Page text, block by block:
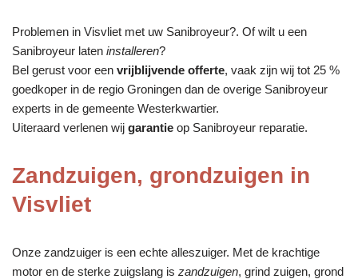
Problemen in Visvliet met uw Sanibroyeur?. Of wilt u een
Sanibroyeur laten installeren?
Bel gerust voor een vrijblijvende offerte, vaak zijn wij tot 25 %
goedkoper in de regio Groningen dan de overige Sanibroyeur
experts in de gemeente Westerkwartier.
Uiteraard verlenen wij garantie op Sanibroyeur reparatie.
Zandzuigen, grondzuigen in
Visvliet
Onze zandzuiger is een echte alleszuiger. Met de krachtige
motor en de sterke zuigslang is zandzuigen, grind zuigen, grond